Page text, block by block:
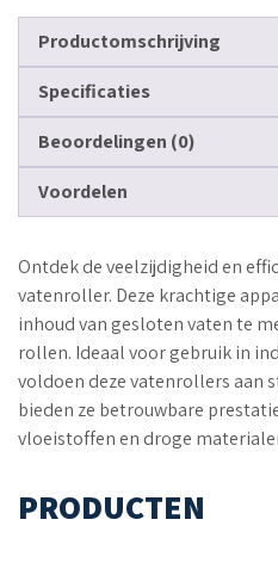
Productomschrijving
Specificaties
Beoordelingen (0)
Voordelen
Ontdek de veelzijdigheid en
vatenroller. Deze krachtige
inhoud van gesloten vaten te
rollen. Ideaal voor gebruik in
voldoen deze vatenrollers aan
bieden ze betrouwbare
vloeistoffen en droge
PRODUCTEN